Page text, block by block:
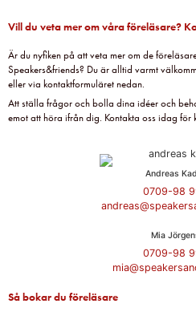
Vill du veta mer om våra föreläsare?
Är du nyfiken på att veta mer om de
Speakers&friends? Du är alltid varmt
eller via kontaktformuläret nedan.
Att ställa frågor och bolla dina idéer och
emot att höra ifrån dig. Kontakta oss idag för
Andreas
0709-98
Mia
0709-98
Så bokar du föreläsare